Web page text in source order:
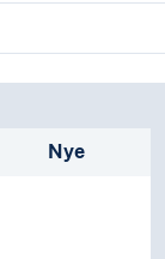
Nye